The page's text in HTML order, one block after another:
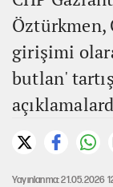
Öztürkmen,
girişimi
butlan'
Yayınlanma: 21.05.2026